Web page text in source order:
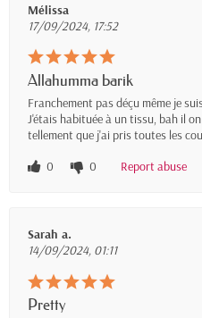
Mélissa
17/09/2024, 17:52
Allahumma barik
Franchement pas déçu même je
J'étais habituée à un tissu, bah il
tellement que j'ai pris toutes les
0
0 Report abuse
Sarah a.
14/09/2024, 01:11
Pretty